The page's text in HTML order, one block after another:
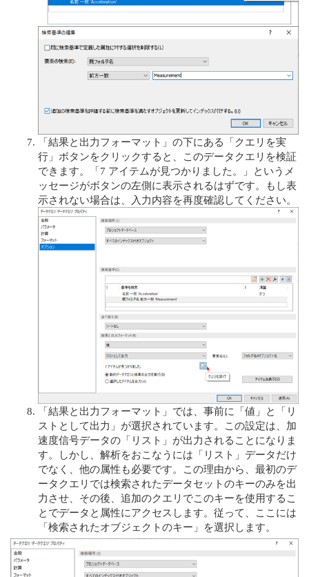
「結果と出力フォーマット」の下にある「クエリを実
行」ボタンをクリックすると、このデータクエリを検証
できます。「7 アイテムが見つかりました。」というメ
ッセージがボタンの左側に表示されるはずです。もし表
示されない場合は、入力内容を再度確認してください。
「結果と出力フォーマット」では、事前に「値」と「リ
ストとして出力」が選択されています。この設定は、加
速度信号データの「リスト」が出力されることになりま
す。しかし、解析をおこなうには「リスト」データだけ
でなく、他の属性も必要です。この理由から、最初のデ
ータクエリでは検索されたデータセットのキーのみを出
力させ、その後、追加のクエリでこのキーを使用するこ
とでデータと属性にアクセスします。従って、ここには
「検索されたオブジェクトのキー」を選択します。